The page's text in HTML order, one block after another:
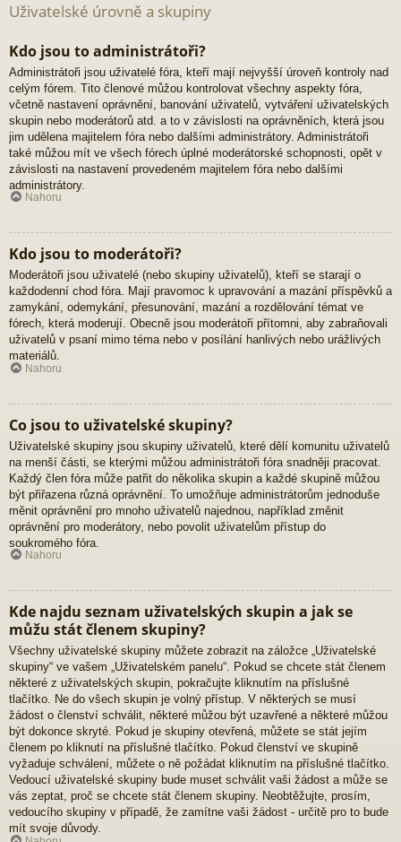
Uživatelské úrovně a skupiny
Kdo jsou to administrátoři?
Administrátoři jsou uživatelé fóra, kteří mají nejvyšší úroveň kontroly nad
celým fórem. Tito členové můžou kontrolovat všechny aspekty fóra,
včetně nastavení oprávnění, banování uživatelů, vytváření uživatelských
skupin nebo moderátorů atd. a to v závislosti na oprávněních, která jsou
jim udělena majitelem fóra nebo dalšími administrátory. Administrátoři
také můžou mít ve všech fórech úplné moderátorské schopnosti, opět v
závislosti na nastavení provedeném majitelem fóra nebo dalšími
administrátory.
Nahoru
Kdo jsou to moderátoři?
Moderátoři jsou uživatelé (nebo skupiny uživatelů), kteří se starají o
každodenní chod fóra. Mají pravomoc k upravování a mazání příspěvků a
zamykání, odemykání, přesunování, mazání a rozdělování témat ve
fórech, která moderují. Obecně jsou moderátoři přítomni, aby zabraňovali
uživatelů v psaní mimo téma nebo v posílání hanlivých nebo urážlivých
materiálů.
Nahoru
Co jsou to uživatelské skupiny?
Uživatelské skupiny jsou skupiny uživatelů, které dělí komunitu uživatelů
na menší části, se kterými můžou administrátoři fóra snadněji pracovat.
Každý člen fóra může patřit do několika skupin a každé skupině můžou
být přiřazena různá oprávnění. To umožňuje administrátorům jednoduše
měnit oprávnění pro mnoho uživatelů najednou, například změnit
oprávnění pro moderátory, nebo povolit uživatelům přístup do
soukromého fóra.
Nahoru
Kde najdu seznam uživatelských skupin a jak se
můžu stát členem skupiny?
Všechny uživatelské skupiny můžete zobrazit na záložce „Uživatelské
skupiny“ ve vašem „Uživatelském panelu“. Pokud se chcete stát členem
některé z uživatelských skupin, pokračujte kliknutím na příslušné
tlačítko. Ne do všech skupin je volný přístup. V některých se musí
žádost o členství schválit, některé můžou být uzavřené a některé můžou
být dokonce skryté. Pokud je skupiny otevřená, můžete se stát jejím
členem po kliknutí na příslušné tlačítko. Pokud členství ve skupině
vyžaduje schválení, můžete o ně požádat kliknutím na příslušné tlačítko.
Vedoucí uživatelské skupiny bude muset schválit vaši žádost a může se
vás zeptat, proč se chcete stát členem skupiny. Neobtěžujte, prosím,
vedoucího skupiny v případě, že zamítne vaši žádost - určitě pro to bude
mít svoje důvody.